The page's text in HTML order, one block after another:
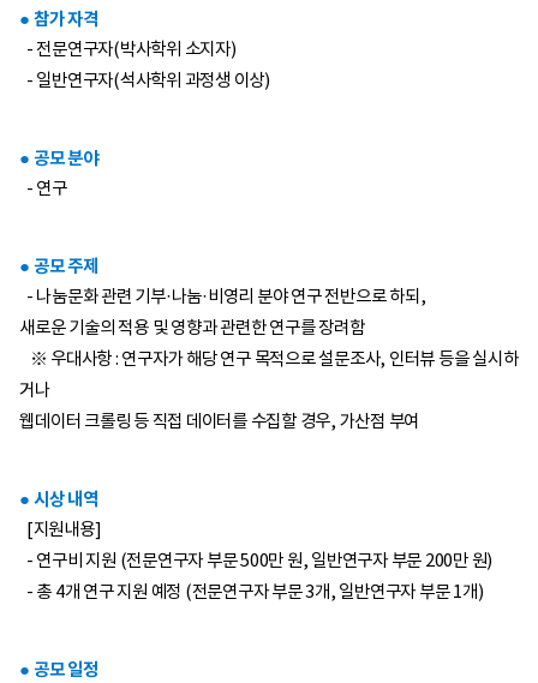
● 참가 자격
- 전문연구자(박사학위 소지자)
- 일반연구자(석사학위 과정생 이상)
● 공모 분야
- 연구
● 공모 주제
- 나눔문화 관련 기부·나눔·비영리 분야 연구 전반으로 하되,
새로운 기술의 적용 및 영향과 관련한 연구를 장려함
※ 우대사항 : 연구자가 해당 연구 목적으로 설문조사, 인터뷰 등을 실시하
거나
웹데이터 크롤링 등 직접 데이터를 수집할 경우, 가산점 부여
● 시상 내역
[지원내용]
- 연구비 지원 (전문연구자 부문 500만 원, 일반연구자 부문 200만 원)
- 총 4개 연구 지원 예정 (전문연구자 부문 3개, 일반연구자 부문 1개)
● 공모 일정